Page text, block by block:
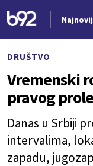
DRUŠTVO
Vremenski
pravog
Danas u Srbiji
intervalima,
zapadu,